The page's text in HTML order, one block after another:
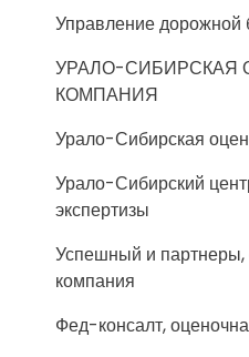
Управление дорожной
УРАЛО-СИБИРСКАЯ
КОМПАНИЯ
Урало-Сибирская
Урало-Сибирский
экспертизы
Успешный и партнеры,
компания
Фед-консалт,